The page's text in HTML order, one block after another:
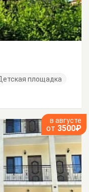
площадка
в августе
от 3500₽